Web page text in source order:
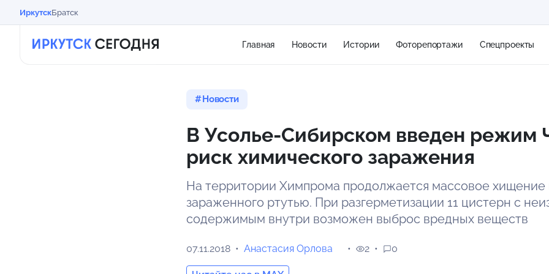
ИркутскБратск
Главная Новости Истории Фоторепортажи Спецпроекты
Новости
В Усолье-Сибирском введен режим
риск химического заражения
На территории Химпрома продолжается массовое хищение
зараженного ртутью. При разгерметизации 11 цистерн с
содержимым внутри возможен выброс вредных веществ
07.11.2018 Анастасия Орлова 2 0